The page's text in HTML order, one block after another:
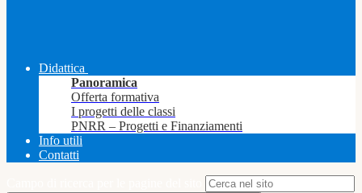
Didattica
Panoramica
Offerta formativa
I progetti delle classi
PNRR – Progetti e Finanziamenti
Info utili
Contatti